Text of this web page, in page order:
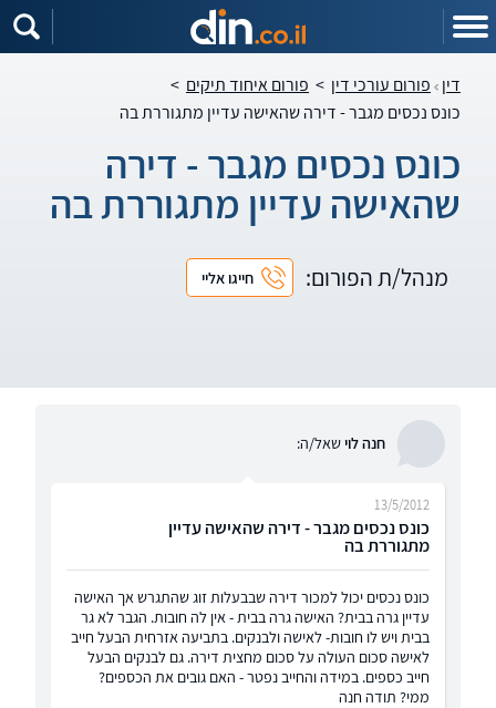
דין פורום עורכי דין > פורום איחוד תיקים >
כונס נכסים מגבר - דירה שהאישה עדיין מתגוררת בה
כונס נכסים מגבר - דירה
שהאישה עדיין מתגוררת בה
מנהל/ת הפורום: חייגו אליי
חנה לוישאל/ה:
כונס נכסים מגבר - דירה שהאישה עדיין
מתגוררת בה
13/5/2012
כונס נכסים יכול למכור דירה שבבעלות זוג שהתגרש אך האישה
עדיין גרה בבית? האישה גרה בבית - אין לה חובות. הגבר לא גר
בבית ויש לו חובות- לאישה ולבנקים. בתביעה אזרחית הבעל חייב
לאישה סכום העולה על סכום מחצית דירה. גם לבנקים הבעל
חייב כספים. במידה והחייב נפטר - האם גובים את הכספים?
ממי? תודה חנה